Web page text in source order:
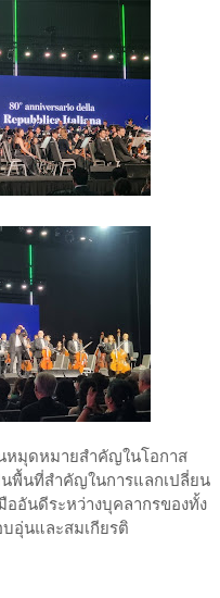
หมุดหมายสำคัญในโอกาส
พื้นที่สำคัญในการแลกเปลี่ยน
อันดีระหว่างบุคลากรของทั้ง
อุ่นและสมเกียรติ